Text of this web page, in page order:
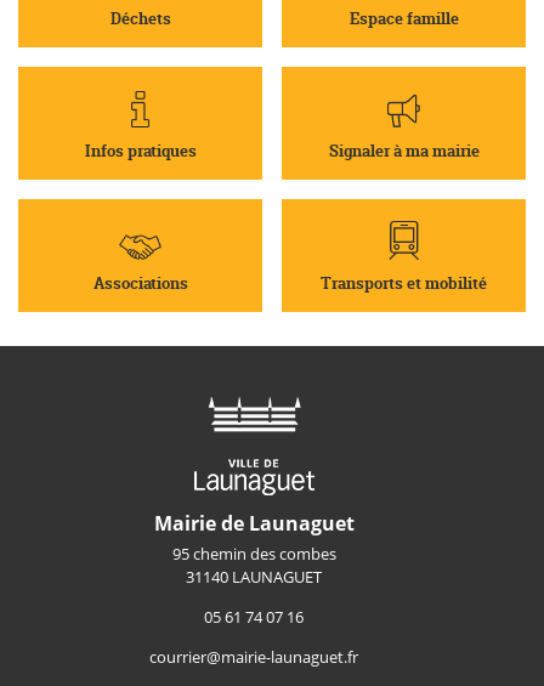
Déchets Espace famille
Infos pratiques Signaler à ma mairie
Associations Transports et mobilité
Mairie de Launaguet
95 chemin des combes
31140 LAUNAGUET
05 61 74 07 16
courrier@mairie-launaguet.fr